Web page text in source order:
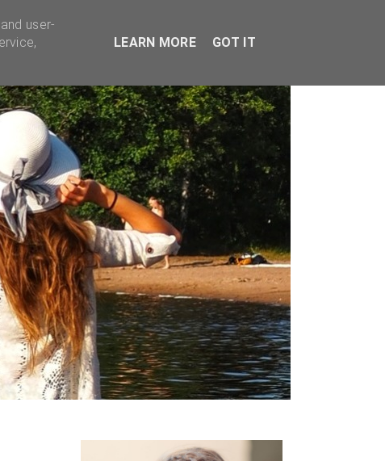
user-
LEARN MORE GOT IT